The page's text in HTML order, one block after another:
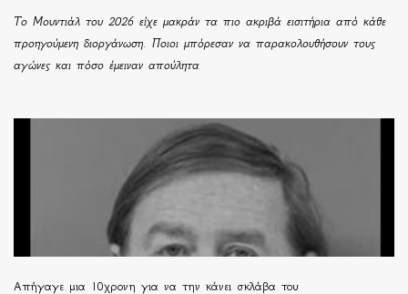
Το Μουντιάλ του 2026 είχε μακράν τα πιο ακριβά εισιτήρια από κάθε
προηγούμενη διοργάνωση. Ποιοι μπόρεσαν να παρακολουθήσουν τους
αγώνες και πόσο έμειναν απούλητα
Απήγαγε μια 10χρονη για να την κάνει σκλάβα του